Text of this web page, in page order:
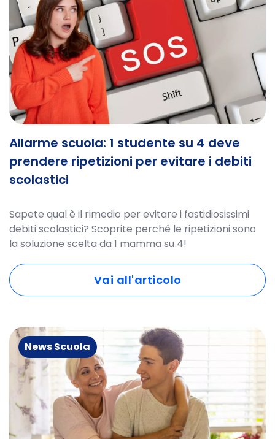
Allarme scuola: 1 studente su 4 deve
prendere ripetizioni per evitare i debiti
scolastici
Sapete qual è il rimedio per evitare i fastidiosissimi
debiti scolastici? Scoprite perché le ripetizioni sono
la soluzione scelta da 1 mamma su 4!
Vai all'articolo
News Scuola